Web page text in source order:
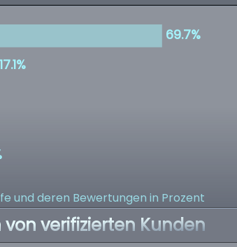
und deren Bewertungen in Prozent
verifizierten Kunden